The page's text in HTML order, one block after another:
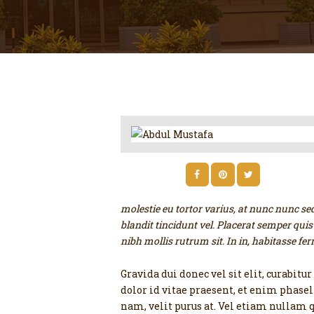
molestie eu tortor varius, at nunc nunc
blandit tincidunt vel. Placerat semper
nibh mollis rutrum sit. In in, habitasse
Gravida dui donec vel sit elit,
dolor id vitae praesent, et enim
nam, velit purus at. Vel etiam nullam